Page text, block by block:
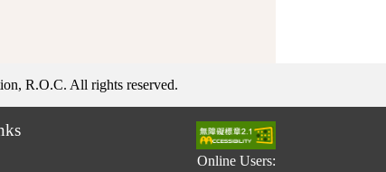
R.O.C. All rights reserved.
Online Users: